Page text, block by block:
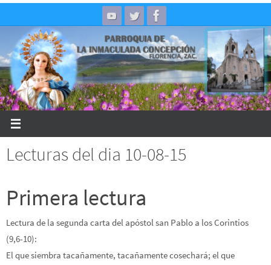
to
content
Lecturas del dia 10-08-15
Primera lectura
Lectura de la segunda carta del apóstol san Pablo a los Corintios
(9,6-10):
El que siembra tacañamente, tacañamente cosechará; el que